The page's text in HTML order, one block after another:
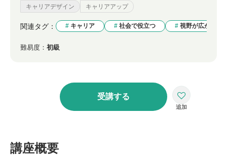
キャリアデザイン キャリアアップ
関連タグ： キャリア 社会で役立つ 視野が広がる
難易度： 初級
受講する
講座概要